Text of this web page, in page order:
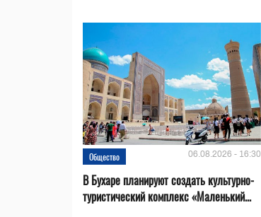
Общество 06.08.2026 - 16:30
В Бухаре планируют создать культурно-
туристический комплекс «Маленький...